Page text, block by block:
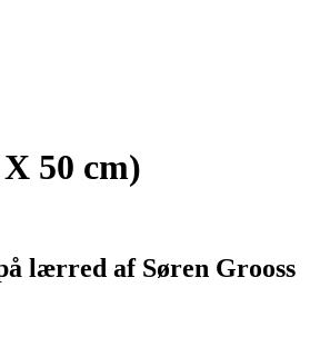
50 cm)
lærred af Søren Grooss